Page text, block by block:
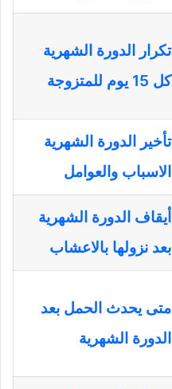
تكرار الدورة الشهرية
كل 15 يوم للمتزوجة
تأخير الدورة الشهرية
الاسباب والعوامل
أيقاف الدورة الشهرية
بعد نزولها بالاعشاب
متى يحدث الحمل بعد
الدورة الشهرية